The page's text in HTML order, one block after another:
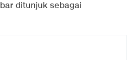
ditunjuk sebagai